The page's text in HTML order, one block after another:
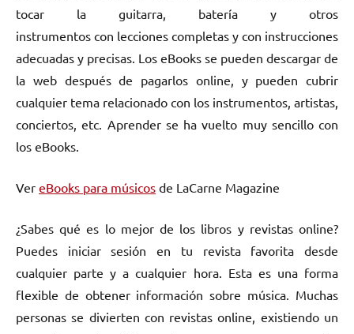
tocar la guitarra, batería y otros
instrumentos con lecciones completas y con instrucciones
adecuadas y precisas. Los eBooks se pueden descargar de
la web después de pagarlos online, y pueden cubrir
cualquier tema relacionado con los instrumentos, artistas,
conciertos, etc. Aprender se ha vuelto muy sencillo con
los eBooks.
Ver eBooks para músicos de LaCarne Magazine
¿Sabes qué es lo mejor de los libros y revistas online?
Puedes iniciar sesión en tu revista favorita desde
cualquier parte y a cualquier hora. Esta es una forma
flexible de obtener información sobre música. Muchas
personas se divierten con revistas online, existiendo un